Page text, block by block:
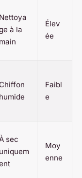
Nettoya
à la
main
Élev
ée
Chiffon
humide
Faibl
e
sec
uniquem
Moy
enne